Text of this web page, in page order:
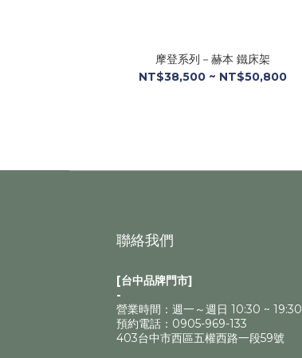
摩登系列－赫本 鐵床架
NT$38,500 ~ NT$50,800
聯絡我們
[台中品牌門市]
-
營業時間：週一～週日 10:30 ~ 19:30
預約電話：0905-969-133
403台中市西區五權西路一段59號